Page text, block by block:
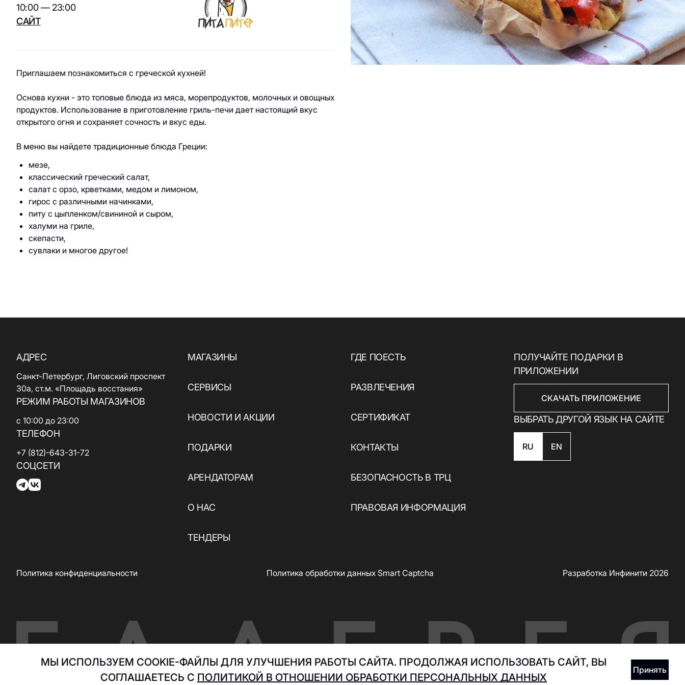
МЫ ИСПОЛЬЗУЕМ COOKIE-ФАЙЛЫ ДЛЯ УЛУЧШЕНИЯ РАБОТЫ САЙТА. ПРОДОЛЖАЯ ИСПОЛЬЗОВАТЬ САЙТ, ВЫ
СОГЛАШАЕТЕСЬ С ПОЛИТИКОЙ В ОТНОШЕНИИ ОБРАБОТКИ ПЕРСОНАЛЬНЫХ ДАННЫХ
Принять
изделия
и отдыха
Электроника,
книги и бытовая
техника
Товары для дома
Подарки и
сувениры
Паркинг
10:00 — 23:00
САЙТ
Приглашаем познакомиться с греческой кухней!
Основа кухни - это топовые блюда из мяса, морепродуктов, молочных и овощных
продуктов. Использование в приготовление гриль-печи дает настоящий вкус
открытого огня и сохраняет сочность и вкус еды.
В меню вы найдете традиционные блюда Греции:
мезе,
классический греческий салат,
салат с орзо, крветками, медом и лимоном,
гирос с различными начинками,
питу с цыпленком/свининой и сыром,
халуми на гриле,
скепасти,
сувлаки и многое другое!
АДРЕС
Санкт-Петербург, Лиговский проспект
30а, ст.м. «Площадь восстания»
РЕЖИМ РАБОТЫ МАГАЗИНОВ
с 10:00 до 23:00
ТЕЛЕФОН
+7 (812)-643-31-72
СОЦСЕТИ
МАГАЗИНЫ ГДЕ ПОЕСТЬ
СЕРВИСЫ РАЗВЛЕЧЕНИЯ
НОВОСТИ И АКЦИИ СЕРТИФИКАТ
ПОДАРКИ КОНТАКТЫ
АРЕНДАТОРАМ БЕЗОПАСНОСТЬ В ТРЦ
О НАС ПРАВОВАЯ ИНФОРМАЦИЯ
ТЕНДЕРЫ
ПОЛУЧАЙТЕ ПОДАРКИ В
ПРИЛОЖЕНИИ
СКАЧАТЬ ПРИЛОЖЕНИЕ
ВЫБРАТЬ ДРУГОЙ ЯЗЫК НА САЙТЕ
RU EN
Политика конфиденциальности Политика обработки данных Smart Captcha Разработка Инфинити 2026